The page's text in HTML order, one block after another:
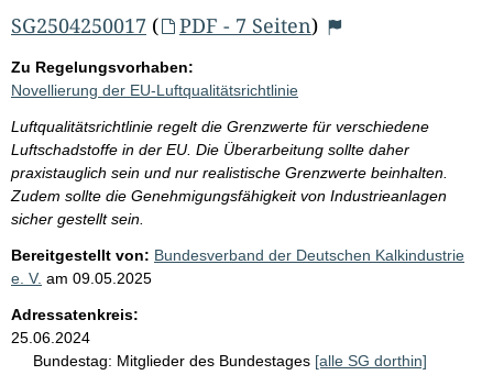
SG2504250017 ( PDF - 7 Seiten)
Zu Regelungsvorhaben:
Novellierung der EU-Luftqualitätsrichtlinie
Luftqualitätsrichtlinie regelt die Grenzwerte für verschiedene
Luftschadstoffe in der EU. Die Überarbeitung sollte daher
praxistauglich sein und nur realistische Grenzwerte beinhalten.
Zudem sollte die Genehmigungsfähigkeit von Industrieanlagen
sicher gestellt sein.
Bereitgestellt von: Bundesverband der Deutschen Kalkindustrie
e. V. am 09.05.2025
Adressatenkreis:
25.06.2024
Bundestag: Mitglieder des Bundestages [alle SG dorthin]